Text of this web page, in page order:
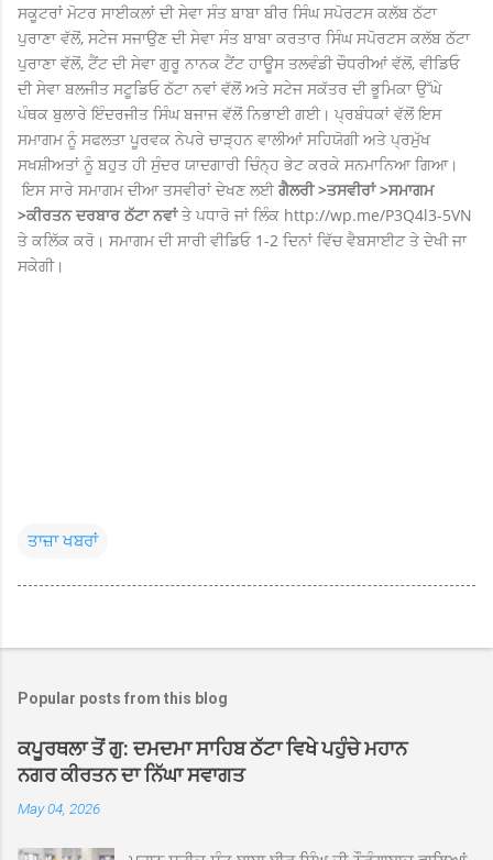
ਸਕੂਟਰਾਂ ਮੋਟਰ ਸਾਈਕਲਾਂ ਦੀ ਸੇਵਾ ਸੰਤ ਬਾਬਾ ਬੀਰ ਸਿੰਘ ਸਪੋਰਟਸ ਕਲੱਬ ਠੱਟਾ
ਪੁਰਾਣਾ ਵੱਲੋਂ, ਸਟੇਜ ਸਜਾਉਣ ਦੀ ਸੇਵਾ ਸੰਤ ਬਾਬਾ ਕਰਤਾਰ ਸਿੰਘ ਸਪੋਰਟਸ ਕਲੱਬ ਠੱਟਾ
ਪੁਰਾਣਾ ਵੱਲੋਂ, ਟੈਂਟ ਦੀ ਸੇਵਾ ਗੁਰੂ ਨਾਨਕ ਟੈਂਟ ਹਾਊਸ ਤਲਵੰਡੀ ਚੌਧਰੀਆਂ ਵੱਲੋਂ, ਵੀਡਿਓ
ਦੀ ਸੇਵਾ ਬਲਜੀਤ ਸਟੂਡਿਓ ਠੱਟਾ ਨਵਾਂ ਵੱਲੋਂ ਅਤੇ ਸਟੇਜ ਸਕੱਤਰ ਦੀ ਭੂਮਿਕਾ ਉੱਘੇ
ਪੰਥਕ ਬੁਲਾਰੇ ਇੰਦਰਜੀਤ ਸਿੰਘ ਬਜਾਜ ਵੱਲੋਂ ਨਿਭਾਈ ਗਈ। ਪ੍ਰਬੰਧਕਾਂ ਵੱਲੋਂ ਇਸ
ਸਮਾਗਮ ਨੂੰ ਸਫਲਤਾ ਪੂਰਵਕ ਨੇਪਰੇ ਚਾੜ੍ਹਨ ਵਾਲੀਆਂ ਸਹਿਯੋਗੀ ਅਤੇ ਪ੍ਰਮੁੱਖ
ਸਖਸ਼ੀਅਤਾਂ ਨੂੰ ਬਹੁਤ ਹੀ ਸੁੰਦਰ ਯਾਦਗਾਰੀ ਚਿੰਨ੍ਹ ਭੇਟ ਕਰਕੇ ਸਨਮਾਨਿਆ ਗਿਆ।
ਇਸ ਸਾਰੇ ਸਮਾਗਮ ਦੀਆ ਤਸਵੀਰਾਂ ਦੇਖਣ ਲਈਗੈਲਰੀ >ਤਸਵੀਰਾਂ >ਸਮਾਗਮ
>ਕੀਰਤਨ ਦਰਬਾਰ ਠੱਟਾ ਨਵਾਂਤੇ ਪਧਾਰੋ ਜਾਂ ਲਿੰਕ http://wp.me/P3Q4l3-5VN
ਤੇ ਕਲਿੱਕ ਕਰੋ। ਸਮਾਗਮ ਦੀ ਸਾਰੀ ਵੀਡਿਓ 1-2 ਦਿਨਾਂ ਵਿੱਚ ਵੈਬਸਾਈਟ ਤੇ ਦੇਖੀ ਜਾ
ਸਕੇਗੀ।
ਤਾਜ਼ਾ ਖਬਰਾਂ
Popular posts from this blog
ਕਪੂਰਥਲਾ ਤੋਂ ਗੁ: ਦਮਦਮਾ ਸਾਹਿਬ ਠੱਟਾ ਵਿਖੇ ਪਹੁੰਚੇ ਮਹਾਨ
ਨਗਰ ਕੀਰਤਨ ਦਾ ਨਿੱਘਾ ਸਵਾਗਤ
May 04, 2026